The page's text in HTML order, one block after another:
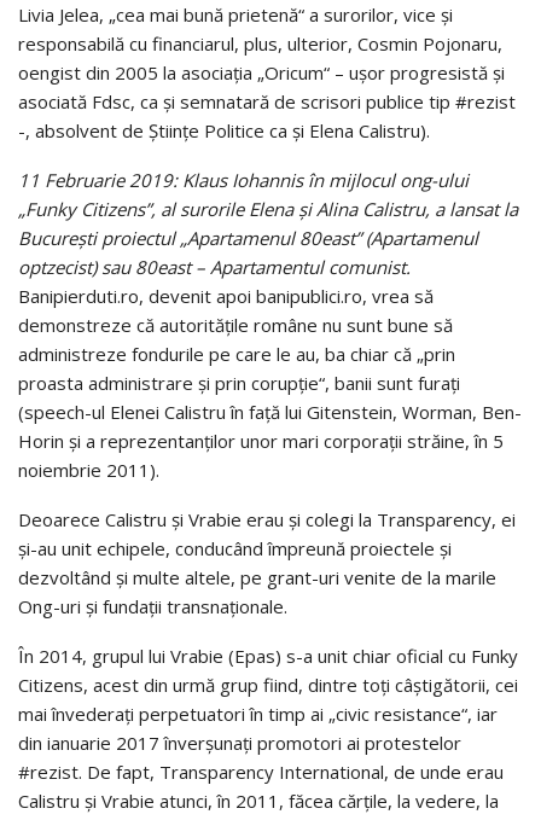
Livia Jelea, „cea mai bună prietenă“ a surorilor, vice şi
responsabilă cu financiarul, plus, ulterior, Cosmin Pojonaru,
oengist din 2005 la aso­ciaţia „Oricum“ – uşor pro­gre­sistă şi
aso­ci­ată Fdsc, ca şi semnatară de scrisori publice tip #rezist
-, ab­solvent de Ştiinţe Politice ca şi Elena Calistru).
11 Februarie 2019: Klaus Iohannis în mijlocul ong-ului
„Funky Citizens”, al surorile Elena și Alina Calistru, a lansat la
București proiectul „Apartamenul 80east” (Apartamenul
optzecist) sau 80east – Apartamentul comunist.
Banipierduti.ro, devenit apoi banipublici.ro, vrea să
demonstreze că autorităţile române nu sunt bune să
adminis­tre­ze fon­durile pe care le au, ba chiar că „prin
proasta administrare şi prin corupţie“, banii sunt furaţi
(speech-ul Elenei Calistru în faţă lui Gitenstein, Worman, Ben-
Horin şi a repre­zen­tan­ţilor unor mari corporaţii străine, în 5
noiembrie 2011).
Deoarece Calistru şi Vrabie erau şi colegi la Transparency, ei
şi-au unit echipele, conducând împreună proiectele şi
dezvoltând şi multe altele, pe grant-uri venite de la marile
Ong-uri şi fundaţii transnaţionale.
În 2014, grupul lui Vrabie (Epas) s-a unit chiar oficial cu Funky
Citizens, acest din urmă grup fiind, dintre toţi câş­ti­gă­torii, cei
mai învede­raţi perpetuatori în timp ai „civic resistance“, iar
din ianuarie 2017 înver­şu­naţi promotori ai protestelor
#rezist. De fapt, Transparency Inter­na­tional, de unde erau
Calistru şi Vrabie atunci, în 2011, făcea cărţile, la ve­dere, la